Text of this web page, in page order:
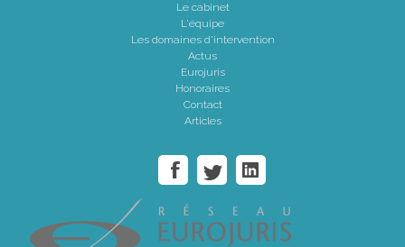
Le cabinet
L'équipe
Les domaines d'intervention
Actus
Eurojuris
Honoraires
Contact
Articles